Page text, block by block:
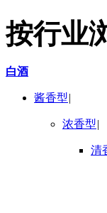
按行业
白酒
酱香型|
浓香型|
清